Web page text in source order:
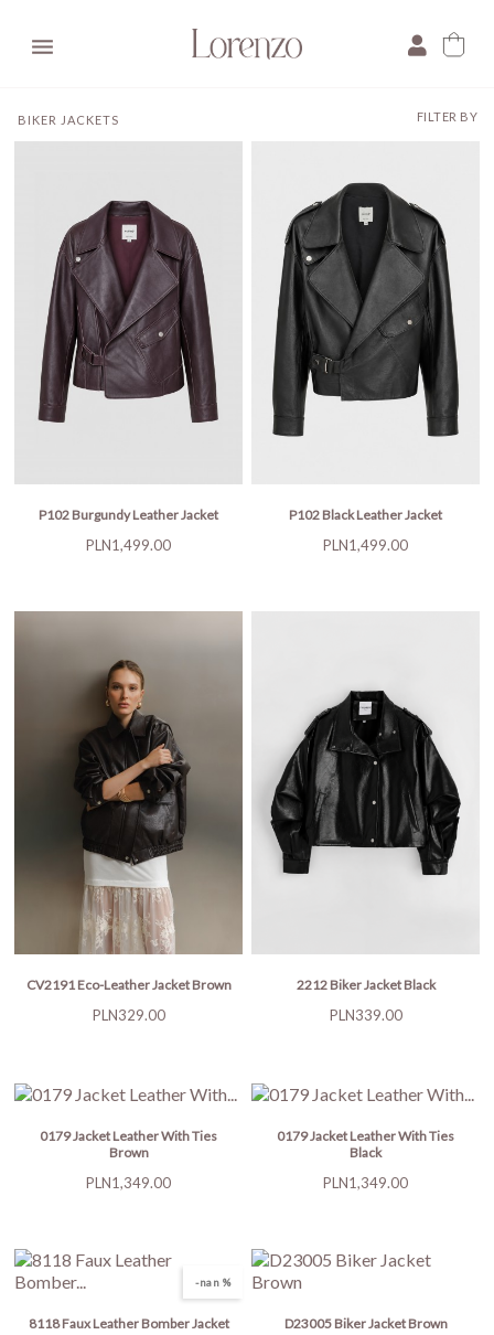

BIKER JACKETS FILTER BY
P102 Burgundy Leather Jacket
Price
PLN1,499.00
P102 Black Leather Jacket
Price
PLN1,499.00
CV2191 Eco-Leather Jacket Brown
Price
PLN329.00
2212 Biker Jacket Black
Price
PLN339.00
0179 Jacket Leather With Ties
Brown
Price
PLN1,349.00
0179 Jacket Leather With Ties
Black
Price
PLN1,349.00
-nan %
8118 Faux Leather Bomber Jacket D23005 Biker Jacket Brown